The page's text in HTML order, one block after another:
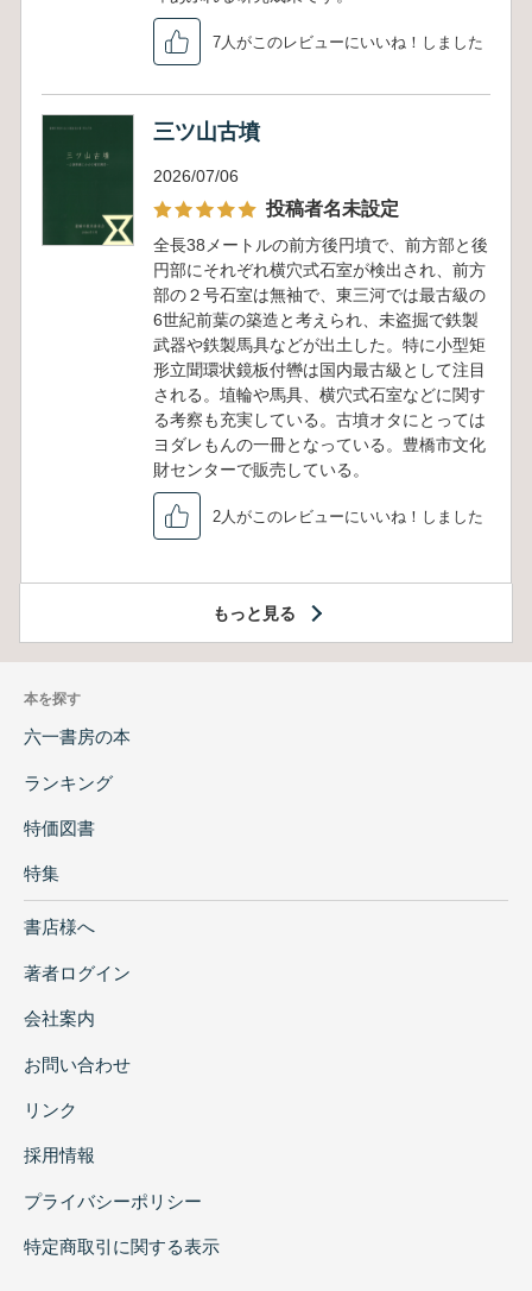
7人がこのレビューにいいね！しました
三ツ山古墳
2026/07/06
投稿者名未設定
全長38メートルの前方後円墳で、前方部と後
円部にそれぞれ横穴式石室が検出され、前方
部の２号石室は無袖で、東三河では最古級の
6世紀前葉の築造と考えられ、未盗掘で鉄製
武器や鉄製馬具などが出土した。特に小型矩
形立聞環状鏡板付轡は国内最古級として注目
される。埴輪や馬具、横穴式石室などに関す
る考察も充実している。古墳オタにとっては
ヨダレもんの一冊となっている。豊橋市文化
財センターで販売している。
2人がこのレビューにいいね！しました
もっと見る
本を探す
六一書房の本
ランキング
特価図書
特集
書店様へ
著者ログイン
会社案内
お問い合わせ
リンク
採用情報
プライバシーポリシー
特定商取引に関する表示